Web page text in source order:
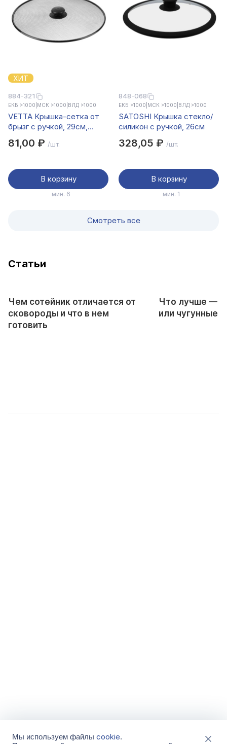
ХИТ
884-321
ЕКБ >1000 МСК >1000 ВЛД >1000
VETTA Крышка-сетка от
брызг с ручкой, 29см,
81,00 ₽ /шт.
В корзину
мин. 6
848-068
ЕКБ >1000 МСК >1000 ВЛД >1000
SATOSHI Крышка стекло/
силикон с ручкой, 26см
328,05 ₽ /шт.
В корзину
мин. 1
Смотреть все
Cтатьи
Чем сотейник отличается от
сковороды и что в нем
готовить
Что лучше —
или чугунные
Мы используем файлы cookie.